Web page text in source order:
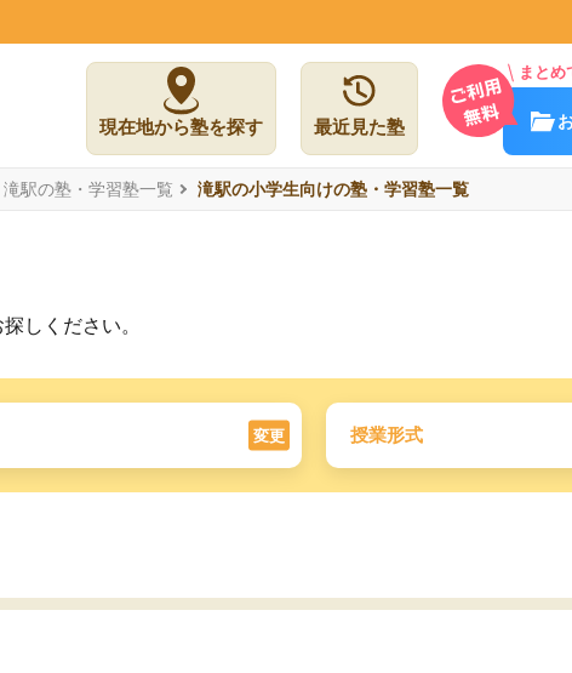
現在地から塾を探す 最近見た塾
まとめ
滝駅の塾・学習塾一覧 滝駅の小学生向けの塾・学習塾一覧
しください。
変更 授業形式